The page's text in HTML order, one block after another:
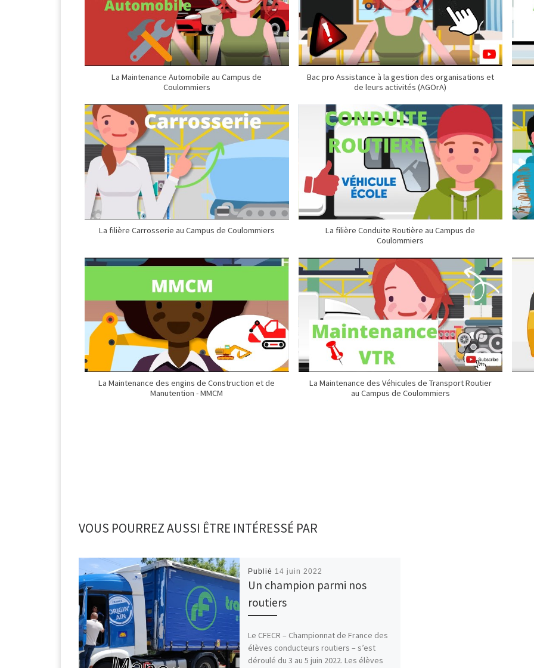
La Maintenance Automobile au Campus de
Coulommiers
Bac pro Assistance à la gestion des organisations et
de leurs activités (AGOrA)
La filière Carrosserie au Campus de Coulommiers
La filière Conduite Routière au Campus de
Coulommiers
La Maintenance des engins de Construction et de
Manutention - MMCM
La Maintenance des Véhicules de Transport Routier
au Campus de Coulommiers
VOUS POURREZ AUSSI ÊTRE INTÉRESSÉ PAR
Publié 14 juin 2022
Un champion parmi nos
routiers
Le CFECR – Championnat de France des
élèves conducteurs routiers – s’est
déroulé du 3 au 5 juin 2022. Les élèves